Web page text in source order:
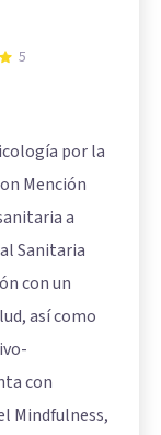
5
por la
Mención
a
Sanitaria
con un
así como
con
Mindfulness,